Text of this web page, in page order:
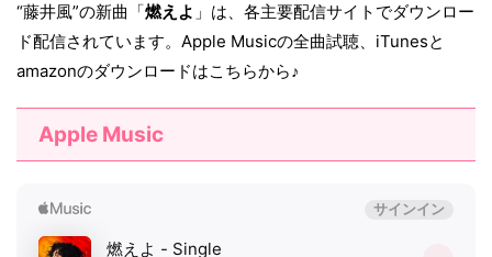
“藤井風”の新曲「燃えよ 」は、各主要配信サイトでダウンロー
ド配信されています。Apple Musicの全曲試聴、iTunesと
amazonのダウンロードはこちらから♪
Apple Music